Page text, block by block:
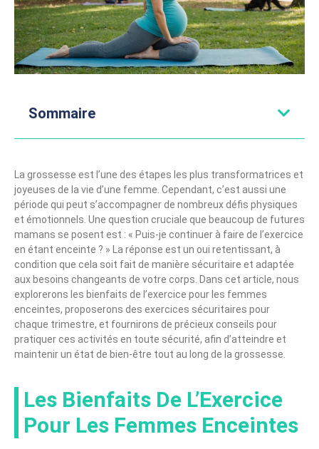
Sommaire
La grossesse est l’une des étapes les plus transformatrices et
joyeuses de la vie d’une femme. Cependant, c’est aussi une
période qui peut s’accompagner de nombreux défis physiques
et émotionnels. Une question cruciale que beaucoup de futures
mamans se posent est : « Puis-je continuer à faire de l’exercice
en étant enceinte ? » La réponse est un oui retentissant, à
condition que cela soit fait de manière sécuritaire et adaptée
aux besoins changeants de votre corps. Dans cet article, nous
explorerons les bienfaits de l’exercice pour les femmes
enceintes, proposerons des exercices sécuritaires pour
chaque trimestre, et fournirons de précieux conseils pour
pratiquer ces activités en toute sécurité, afin d’atteindre et
maintenir un état de bien-être tout au long de la grossesse.
Les Bienfaits De L’Exercice
Pour Les Femmes Enceintes